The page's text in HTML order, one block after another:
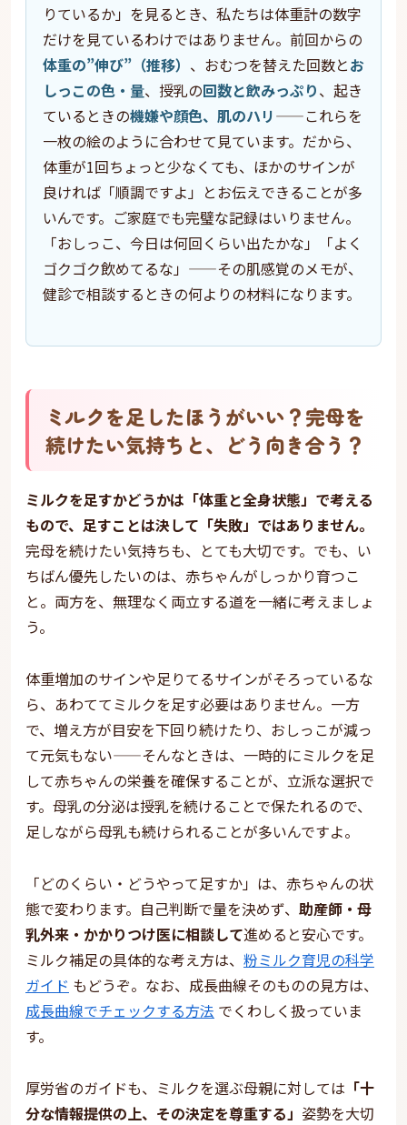
りているか」を見るとき、私たちは体重計の数字
だけを見ているわけではありません。前回からの
体重の”伸び”（推移） 、おむつを替えた回数とお
しっこの色・量、授乳の回数と飲みっぷり、起き
ているときの機嫌や顔色、肌のハリ——これらを
一枚の絵のように合わせて見ています。だから、
体重が1回ちょっと少なくても、ほかのサインが
良ければ「順調ですよ」とお伝えできることが多
いんです。ご家庭でも完璧な記録はいりません。
「おしっこ、今日は何回くらい出たかな」「よく
ゴクゴク飲めてるな」——その肌感覚のメモが、
健診で相談するときの何よりの材料になります。
ミルクを足したほうがいい？完母を
続けたい気持ちと、どう向き合う？
ミルクを足すかどうかは「体重と全身状態」で考える
もので、足すことは決して「失敗」ではありません。
完母を続けたい気持ちも、とても大切です。でも、い
ちばん優先したいのは、赤ちゃんがしっかり育つこ
と。両方を、無理なく両立する道を一緒に考えましょ
う。
体重増加のサインや足りてるサインがそろっているな
ら、あわててミルクを足す必要はありません。一方
で、増え方が目安を下回り続けたり、おしっこが減っ
て元気もない——そんなときは、一時的にミルクを足
して赤ちゃんの栄養を確保することが、立派な選択で
す。母乳の分泌は授乳を続けることで保たれるので、
足しながら母乳も続けられることが多いんですよ。
「どのくらい・どうやって足すか」は、赤ちゃんの状
態で変わります。自己判断で量を決めず、 助産師・母
乳外来・かかりつけ医に相談して進めると安心です。
ミルク補足の具体的な考え方は、 粉ミルク育児の科学
ガイド もどうぞ。なお、成長曲線そのものの見方は、
成長曲線でチェックする方法 でくわしく扱っていま
す。
厚労省のガイドも、ミルクを選ぶ母親に対しては 「十
分な情報提供の上、その決定を尊重する」 姿勢を大切